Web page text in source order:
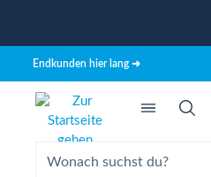
Endkunden hier lang ➜